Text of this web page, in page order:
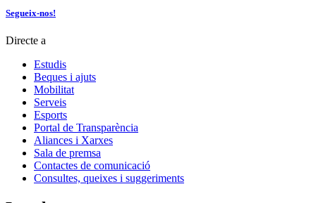
Segueix-nos!
Directe a
Estudis
Beques i ajuts
Mobilitat
Serveis
Esports
Portal de Transparència
Aliances i Xarxes
Sala de premsa
Contactes de comunicació
Consultes, queixes i suggeriments